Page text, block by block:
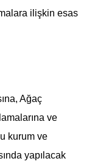
ilişkin esas
na, Ağaç
ve
kurum ve
yapılacak